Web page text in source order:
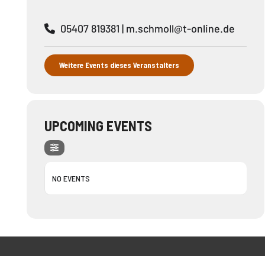
05407 819381 | m.schmoll@t-online.de
Weitere Events dieses Veranstalters
UPCOMING EVENTS
NO EVENTS